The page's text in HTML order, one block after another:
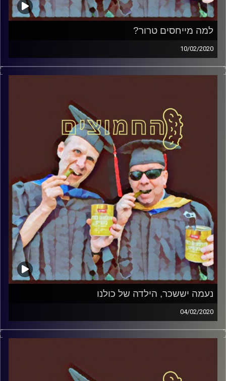
למה מייחסים טרור?
10/02/2020
החמוצים – בפעם השלישית.
והפעם: למה מייחסים טרור
קרדיט תמונות:AudioVersity
נעמה יששכר, הילדה של כולנו
04/02/2020
החמוצים – בפעם השלישית.
עם פרופסור בועז בן-דוד ופרופסור גלעד